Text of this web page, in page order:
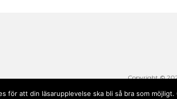
Copyright ©
för att din läsarupplevelse ska bli så bra som